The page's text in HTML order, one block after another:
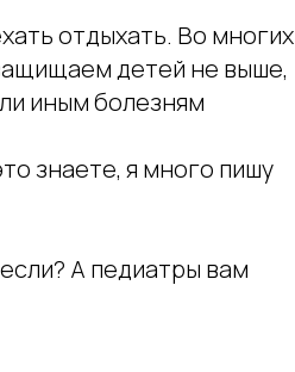
отдыхать. Во многих
детей не выше,
иным болезням
знаете, я много пишу
А педиатры вам